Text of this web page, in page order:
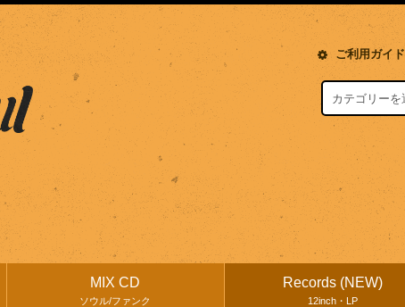
ご利用ガイド
MIX CD
ソウル/ファンク
Records (NEW)
12inch・LP